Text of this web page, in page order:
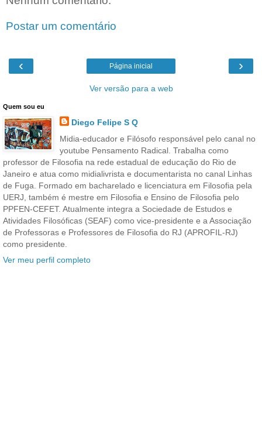
Postar um comentário
‹ ›
Página inicial
Ver versão para a web
Quem sou eu
Diego Felipe S Q
Midia-educador e Filósofo responsável pelo canal no
youtube Pensamento Radical. Trabalha como
professor de Filosofia na rede estadual de educação do Rio de
Janeiro e atua como midialivrista e documentarista no canal Linhas
de Fuga. Formado em bacharelado e licenciatura em Filosofia pela
UERJ, também é mestre em Filosofia e Ensino de Filosofia pelo
PPFEN-CEFET. Atualmente integra a Sociedade de Estudos e
Atividades Filosóficas (SEAF) como vice-presidente e a Associação
de Professoras e Professores de Filosofia do RJ (APROFIL-RJ)
como presidente.
Ver meu perfil completo